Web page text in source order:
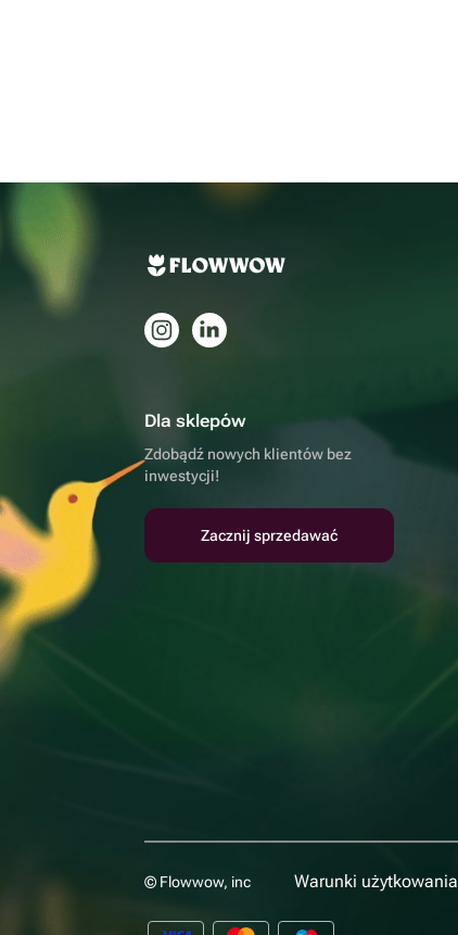
Dla sklepów
Zdobądź nowych klientów bez
inwestycji!
Zacznij sprzedawać
© Flowwow, inc Warunki użytkowania